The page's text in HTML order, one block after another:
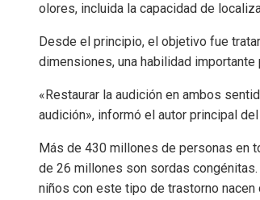
olores, incluida la capacidad de
Desde el principio, el objetivo fue
dimensiones, una habilidad
«Restaurar la audición en ambos
audición», informó el autor principal
Más de 430 millones de personas en
de 26 millones son sordas
niños con este tipo de trastorno nacen